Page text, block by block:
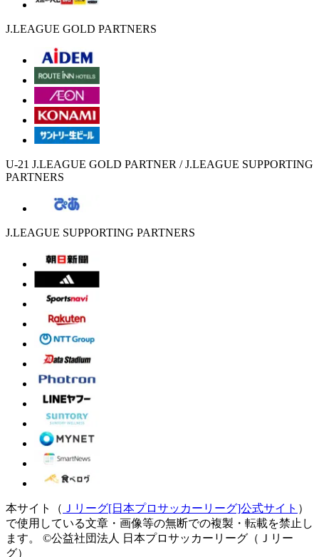
J.LEAGUE GOLD PARTNERS
U-21 J.LEAGUE GOLD PARTNER / J.LEAGUE SUPPORTING
PARTNERS
J.LEAGUE SUPPORTING PARTNERS
本サイト（ Ｊリーグ[日本プロサッカーリーグ]公式サイト ）
で使用している文章・画像等の無断での複製・転載を禁止し
ます。
©公益社団法人 日本プロサッカーリーグ（Ｊリー
グ）